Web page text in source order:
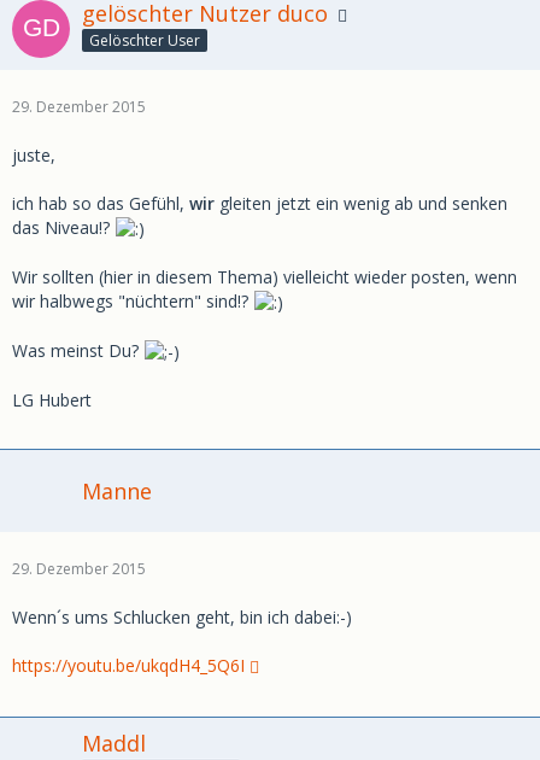
gelöschter Nutzer duco
Gelöschter User
29. Dezember 2015
juste,
ich hab so das Gefühl, wir gleiten jetzt ein wenig ab und senken
das Niveau!?
Wir sollten (hier in diesem Thema) vielleicht wieder posten, wenn
wir halbwegs "nüchtern" sind!?
Was meinst Du?
LG Hubert
Manne
29. Dezember 2015
Wenn´s ums Schlucken geht, bin ich dabei:-)
https://youtu.be/ukqdH4_5Q6I
Maddl